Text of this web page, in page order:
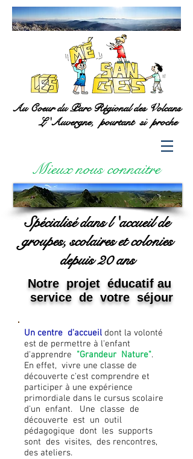
Au Coeur du Parc Régional des Volcans
L 'Auvergne, pourtant si proche
Mieux nous connaitre
Spécialisé dans l 'accueil de
groupes, scolaires et colonies
depuis 20 ans
Notre projet éducatif au
service de votre séjour
Un centre d'accueil dont la volonté
est de permettre à l'enfant
d'apprendre "Grandeur Nature".
En effet, vivre une classe de
découverte c'est comprendre et
participer à une expérience
primordiale dans le cursus scolaire
d'un enfant. Une classe de
découverte est un outil
pédagogique dont les supports
sont des visites, des rencontres,
des ateliers.